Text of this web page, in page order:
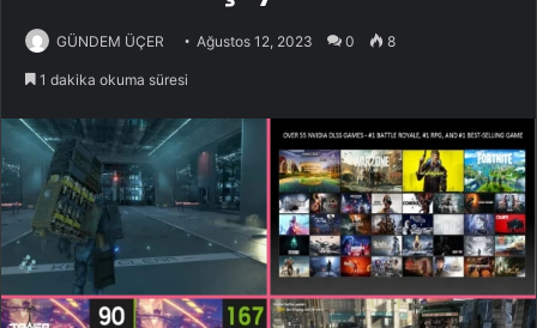
GÜNDEM ÜÇER Ağustos 12, 2023 0 8
1 dakika okuma süresi